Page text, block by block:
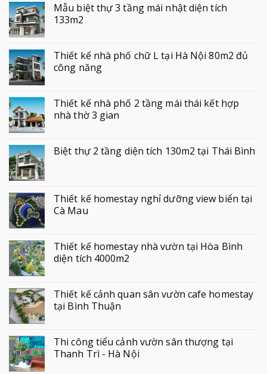
Mẫu biệt thự 3 tầng mái nhật diện tích
133m2
Thiết kế nhà phố chữ L tại Hà Nội 80m2 đủ
công năng
Thiết kế nhà phố 2 tầng mái thái kết hợp
nhà thờ 3 gian
Biệt thự 2 tầng diện tích 130m2 tại Thái Bình
Thiết kế homestay nghỉ dưỡng view biển tại
Cà Mau
Thiết kế homestay nhà vườn tại Hòa Bình
diện tích 4000m2
Thiết kế cảnh quan sân vườn cafe homestay
tại Bình Thuận
Thi công tiểu cảnh vườn sân thượng tại
Thanh Trì - Hà Nội